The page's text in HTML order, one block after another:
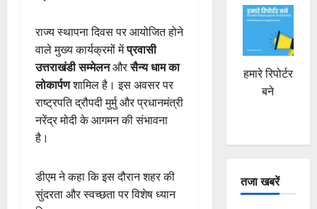
राज्य स्थापना दिवस पर आयोजित होने
वाले मुख्य कार्यक्रमों मेंप्रवासी
उत्तराखंडी सम्मेलनऔरसैन्य धाम का
लोकार्पणशामिल है। इस अवसर पर
राष्ट्रपति द्रौपदी मुर्मु और प्रधानमंत्री
नरेंद्र मोदी के आगमन की संभावना
है।
डीएम ने कहा कि इस दौरान शहर की
सुंदरता और स्वच्छता पर विशेष ध्यान
हमारे रिपोर्टर
बने
तजा खबरें